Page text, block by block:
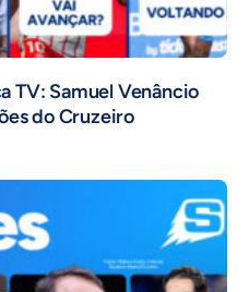
TV: Samuel Venâncio
do Cruzeiro